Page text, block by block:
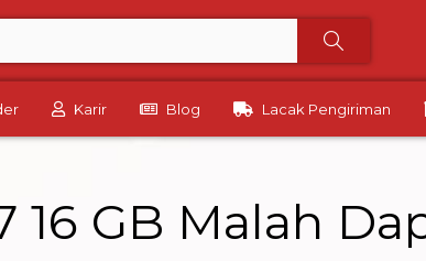
Karir Blog Lacak Pengiriman
GB Malah